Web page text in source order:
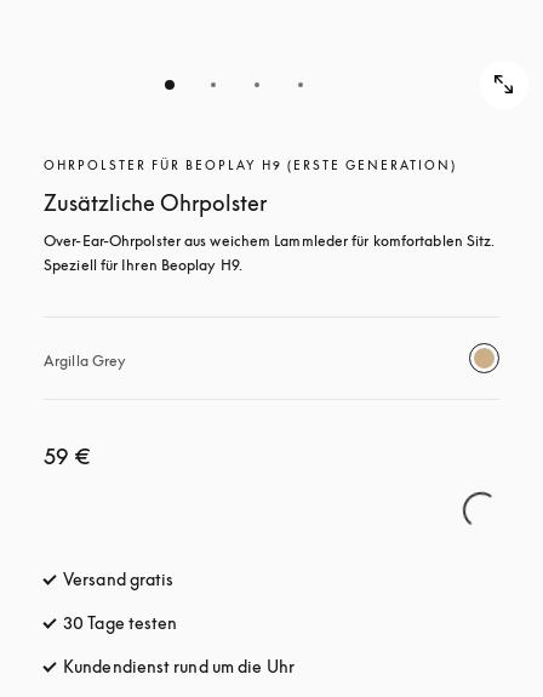
OHRPOLSTER FÜR BEOPLAY H9 (ERSTE GENERATION)
Zusätzliche Ohrpolster
Over-Ear-Ohrpolster aus weichem Lammleder für komfortablen Sitz.
Speziell für Ihren Beoplay H9.
Argilla Grey
59 €
Versand gratis
30 Tage testen
Kundendienst rund um die Uhröffnet sich in einem neuen Tab